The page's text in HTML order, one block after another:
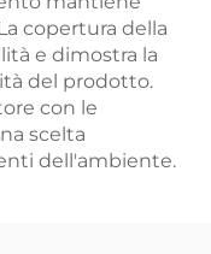
copertura della
e dimostra la
del prodotto.
con le
scelta
dell'ambiente.